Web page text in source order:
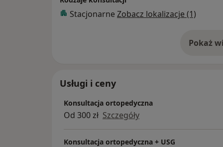
– diagnostyka w zakresie medycyny
– diagnostyka w zakresie
bogatopłytkowego) i kwasu hialuronowego;
Stacjonarne Zobacz lokalizacje (1)
Pokażo
Usługi i ceny
Konsultacja ortopedyczna
Od 300 zł Szczegóły
Konsultacja ortopedyczna + USG